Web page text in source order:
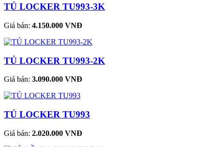
TỦ LOCKER TU993-3K
Giá bán: 4.150.000 VNĐ
TỦ LOCKER TU993-2K
Giá bán: 3.090.000 VNĐ
TỦ LOCKER TU993
Giá bán: 2.020.000 VNĐ